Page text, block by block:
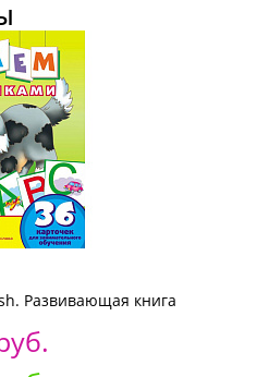
Развивающая книга